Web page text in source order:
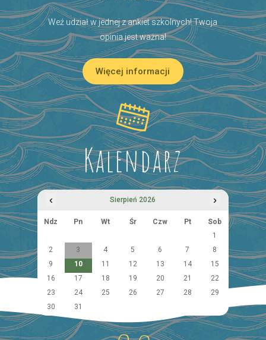
Weź udział w jednej z ankiet szkolnych! Twoja
opinia jest ważna!
Więcej informacji
Kalendarz
‹ Sierpień 2026 ›
Ndz Pn Wt Śr Czw Pt
Sob
1
2
3 4 5 6 7
8
9
10 11 12 13 14
15
16
17 18 19 20 21
22
23
24 25 26 27 28
29
30
31